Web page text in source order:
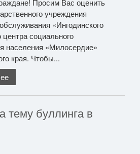
Просим Вас оценить
учреждения
«Ингодинского
центра социального
населения «Милосердие»
края. Чтобы...
тему буллинга в